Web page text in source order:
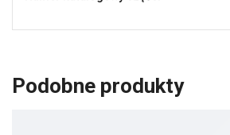
Podobne produkty